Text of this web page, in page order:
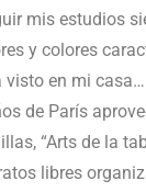
mis estudios
y colores
en mi
de París
“Arts de la
libres